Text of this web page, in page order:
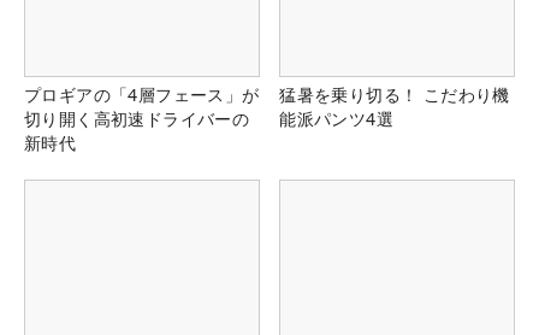
プロギアの「4層フェース」が
切り開く高初速ドライバーの
新時代
猛暑を乗り切る！ こだわり機
能派パンツ4選